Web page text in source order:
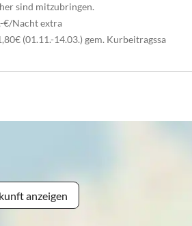
sind mitzubringen.
€/Nacht extra
(01.11.-14.03.) gem. Kurbeitragssa
anzeigen